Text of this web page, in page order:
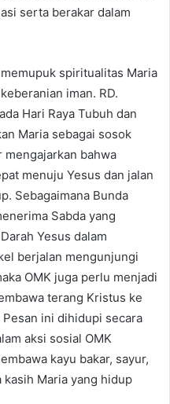
serta berakar dalam
spiritualitas Maria
iman. RD.
Hari Raya Tubuh dan
Maria sebagai sosok
mengajarkan bahwa
menuju Yesus dan jalan
Sebagaimana Bunda
Sabda yang
Yesus dalam
berjalan mengunjungi
OMK juga perlu menjadi
terang Kristus ke
Pesan ini dihidupi secara
aksi sosial OMK
kayu bakar, sayur,
kasih Maria yang hidup